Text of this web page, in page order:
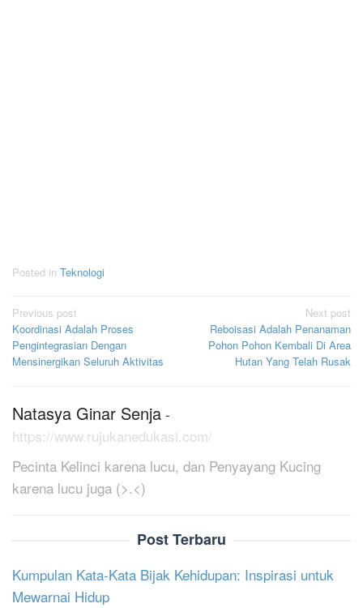
Posted in Teknologi
Post
navigation
Previous post
Koordinasi Adalah Proses
Pengintegrasian Dengan
Mensinergikan Seluruh Aktivitas
Next post
Reboisasi Adalah Penanaman
Pohon Pohon Kembali Di Area
Hutan Yang Telah Rusak
Natasya Ginar Senja -
https://www.rujukanedukasi.com/
Pecinta Kelinci karena lucu, dan Penyayang Kucing
karena lucu juga (>.<)
Post Terbaru
Kumpulan Kata-Kata Bijak Kehidupan: Inspirasi untuk
Mewarnai Hidup